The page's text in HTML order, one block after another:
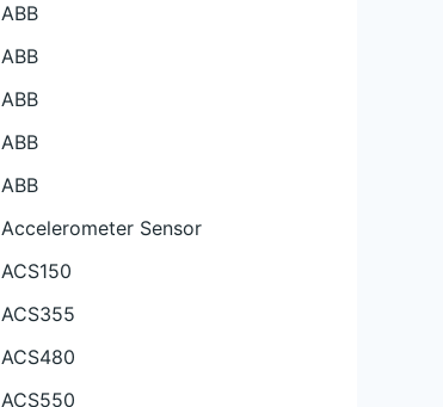
ABB
ABB
ABB
ABB
ABB
Accelerometer Sensor
ACS150
ACS355
ACS480
ACS550